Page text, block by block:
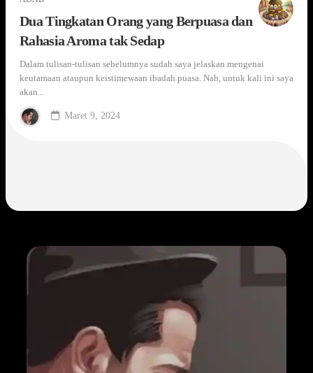
Dua Tingkatan Orang yang Berpuasa dan
Rahasia Aroma tak Sedap
Dalam tulisan-tulisan sebelumnya sudah saya jelaskan mengenai
keutamaan ataupun keistimewaan ibadah puasa. Nah, untuk kali ini saya
akan...
Maret 9, 2024